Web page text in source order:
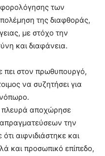
φορολόγησης των
της διαφθοράς,
με στόχο την
και διαφάνεια.
πει στον πρωθυπουργό,
να συζητήσει για
πλευρά αποχώρησε
την
αιφνιδιάστηκε και
και προσωπικό επίπεδο,